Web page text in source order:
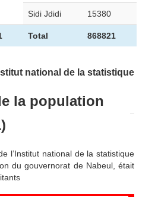
Total 868821
Sidi Jdidi 15380
national de la statistique
la population
l’Institut national de la statistique
du gouvernorat de Nabeul, était